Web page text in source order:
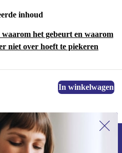
inhoud
het gebeurt en waarom
niet over hoeft te piekeren
In winkelwagen
voor onze nieuwsbrief en